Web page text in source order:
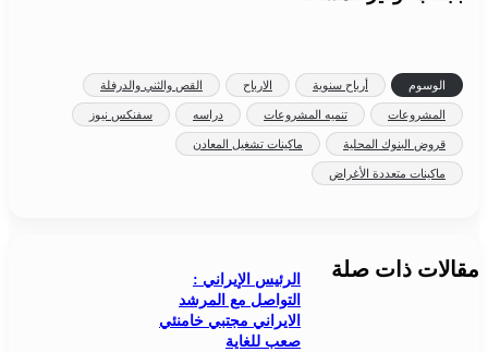
الوسوم أرباح سنوية الارباح القص والثني والدرفلة
المشروعات تنميه المشروعات دراسه سفنكس نيوز
قروض البنوك المحلية ماكينات تشغيل المعادن
ماكينات متعددة الأغراض
مقالات ذات صلة
الرئيس الإيراني :
التواصل مع المرشد
الايراني مجتبي خامنئي
صعب للغاية